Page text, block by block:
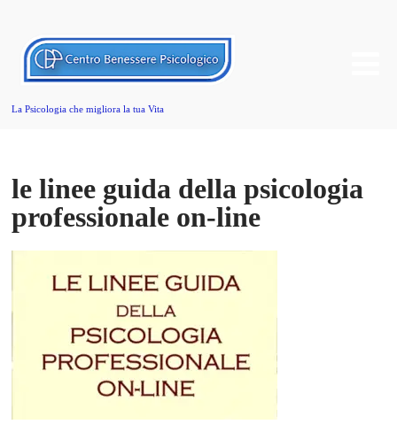
La Psicologia che migliora la tua Vita
le linee guida della psicologia
professionale on-line